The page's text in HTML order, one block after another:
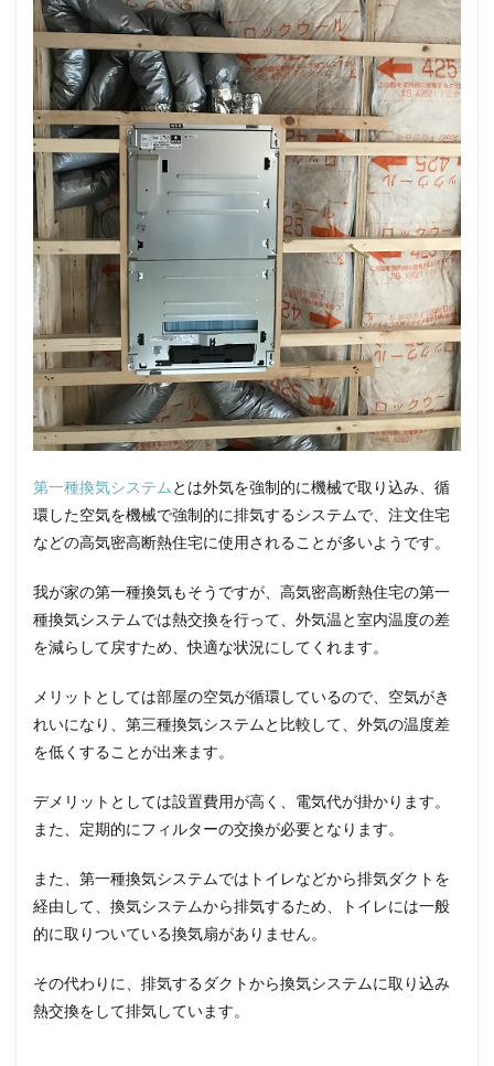
第一種換気システム とは外気を強制的に機械で取り込み、循
環した空気を機械で強制的に排気するシステムで、注文住宅
などの高気密高断熱住宅に使用されることが多いようです。
我が家の第一種換気もそうですが、高気密高断熱住宅の第一
種換気システムでは熱交換を行って、外気温と室内温度の差
を減らして戻すため、快適な状況にしてくれます。
メリットとしては部屋の空気が循環しているので、空気がき
れいになり、第三種換気システムと比較して、外気の温度差
を低くすることが出来ます。
デメリットとしては設置費用が高く、電気代が掛かります。
また、定期的にフィルターの交換が必要となります。
また、第一種換気システムではトイレなどから排気ダクトを
経由して、換気システムから排気するため、トイレには一般
的に取りついている換気扇がありません。
その代わりに、排気するダクトから換気システムに取り込み
熱交換をして排気しています。